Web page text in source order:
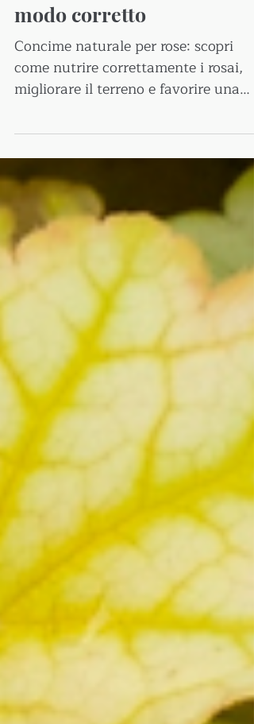
2 mar
Consigli
come nutrire i rosai in
modo corretto
Concime naturale per rose: scopri
come nutrire correttamente i rosai,
migliorare il terreno e favorire una
crescita equilibrata con soluzioni
naturali.